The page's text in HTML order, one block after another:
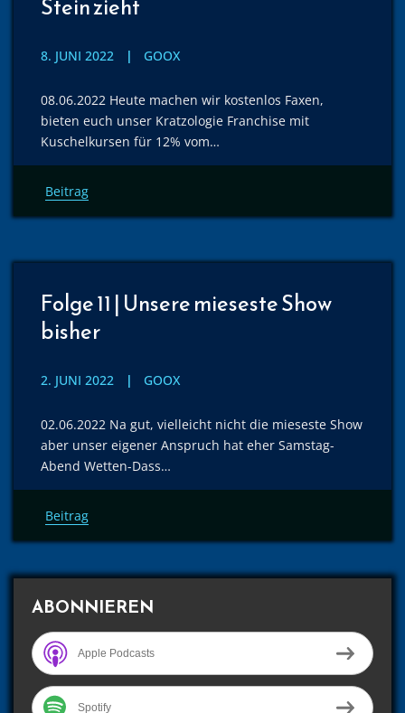
Stein zieht
8. JUNI 2022 GOOX
08.06.2022 Heute machen wir kostenlos Faxen,
bieten euch unser Kratzologie Franchise mit
Kuschelkursen für 12% vom…
Beitrag
Folge 11 | Unsere mieseste Show
bisher
2. JUNI 2022 GOOX
02.06.2022 Na gut, vielleicht nicht die mieseste Show
aber unser eigener Anspruch hat eher Samstag-
Abend Wetten-Dass…
Beitrag
ABONNIEREN
Apple Podcasts
Spotify